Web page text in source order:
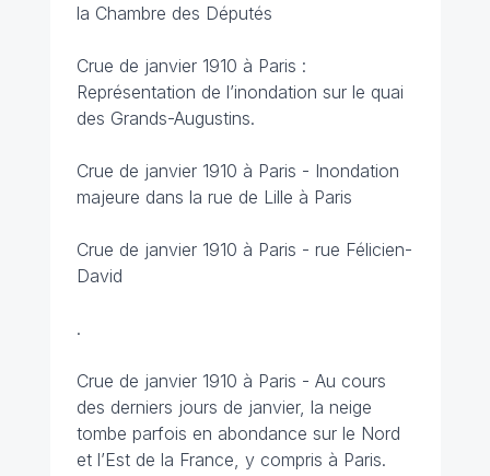
la Chambre des Députés
Crue de janvier 1910 à Paris :
Représentation de l’inondation sur le quai
des Grands-Augustins.
Crue de janvier 1910 à Paris - Inondation
majeure dans la rue de Lille à Paris
Crue de janvier 1910 à Paris - rue Félicien-
David
.
Crue de janvier 1910 à Paris - Au cours
des derniers jours de janvier, la neige
tombe parfois en abondance sur le Nord
et l’Est de la France, y compris à Paris.